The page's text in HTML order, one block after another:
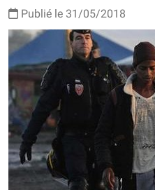
Publié le 31/05/2018